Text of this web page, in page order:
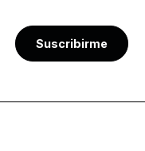
Suscribirme